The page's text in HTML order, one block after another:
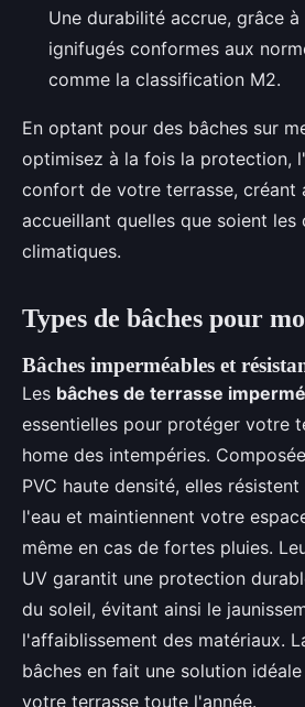
Une durabilité accrue, grâce
ignifugés conformes aux
comme la classification M2.
En optant pour des bâches sur
optimisez à la fois la protection,
confort de votre terrasse, créant
accueillant quelles que soient les
climatiques.
Types de bâches pour
Bâches imperméables et
Les bâches de terrasse
essentielles pour protéger votre
home des intempéries.
PVC haute densité, elles
l'eau et maintiennent votre
même en cas de fortes pluies.
UV garantit une protection
du soleil, évitant ainsi le
l'affaiblissement des matériaux.
bâches en fait une solution
votre terrasse toute l'année.